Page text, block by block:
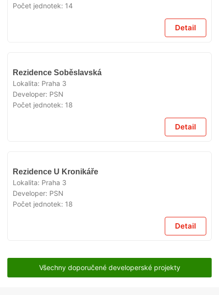
Počet jednotek: 14
Detail
Rezidence Soběslavská
Lokalita: Praha 3
Developer: PSN
Počet jednotek: 18
Detail
Rezidence U Kronikáře
Lokalita: Praha 3
Developer: PSN
Počet jednotek: 18
Detail
Všechny doporučené developerské projekty